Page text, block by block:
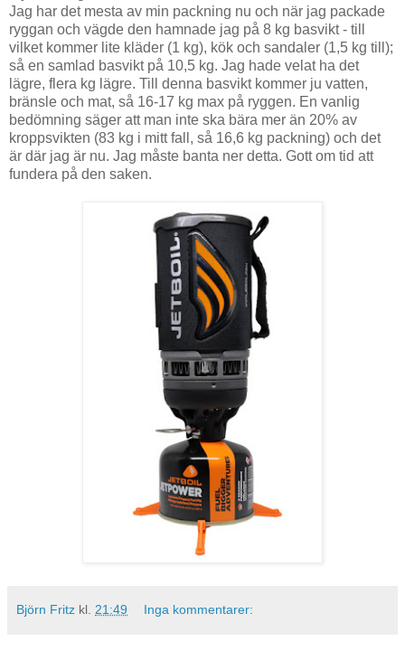
Jag har det mesta av min packning nu och när jag packade
ryggan och vägde den hamnade jag på 8 kg basvikt - till
vilket kommer lite kläder (1 kg), kök och sandaler (1,5 kg till);
så en samlad basvikt på 10,5 kg. Jag hade velat ha det
lägre, flera kg lägre. Till denna basvikt kommer ju vatten,
bränsle och mat, så 16-17 kg max på ryggen. En vanlig
bedömning säger att man inte ska bära mer än 20% av
kroppsvikten (83 kg i mitt fall, så 16,6 kg packning) och det
är där jag är nu. Jag måste banta ner detta. Gott om tid att
fundera på den saken.
Björn Fritz kl. 21:49 Inga kommentarer: